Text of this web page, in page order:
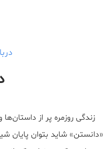
زندگی روزمره پر از
«دانستن» شاید بتوان پایان